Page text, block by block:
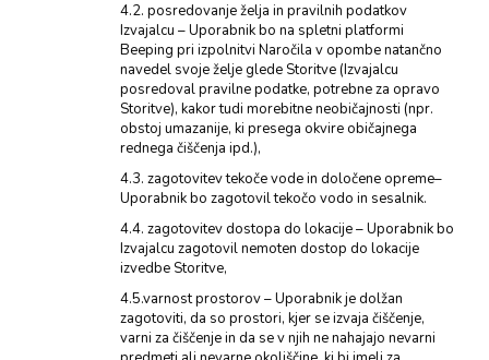
4.2. posredovanje želja in pravilnih podatkov
Izvajalcu – Uporabnik bo na spletni platformi
Beeping pri izpolnitvi Naročila v opombe natančno
navedel svoje želje glede Storitve (Izvajalcu
posredoval pravilne podatke, potrebne za opravo
Storitve), kakor tudi morebitne neobičajnosti (npr.
obstoj umazanije, ki presega okvire običajnega
rednega čiščenja ipd.),
4.3. zagotovitev tekoče vode in določene opreme–
Uporabnik bo zagotovil tekočo vodo in sesalnik.
4.4. zagotovitev dostopa do lokacije – Uporabnik bo
Izvajalcu zagotovil nemoten dostop do lokacije
izvedbe Storitve,
4.5.varnost prostorov – Uporabnik je dolžan
zagotoviti, da so prostori, kjer se izvaja čiščenje,
varni za čiščenje in da se v njih ne nahajajo nevarni